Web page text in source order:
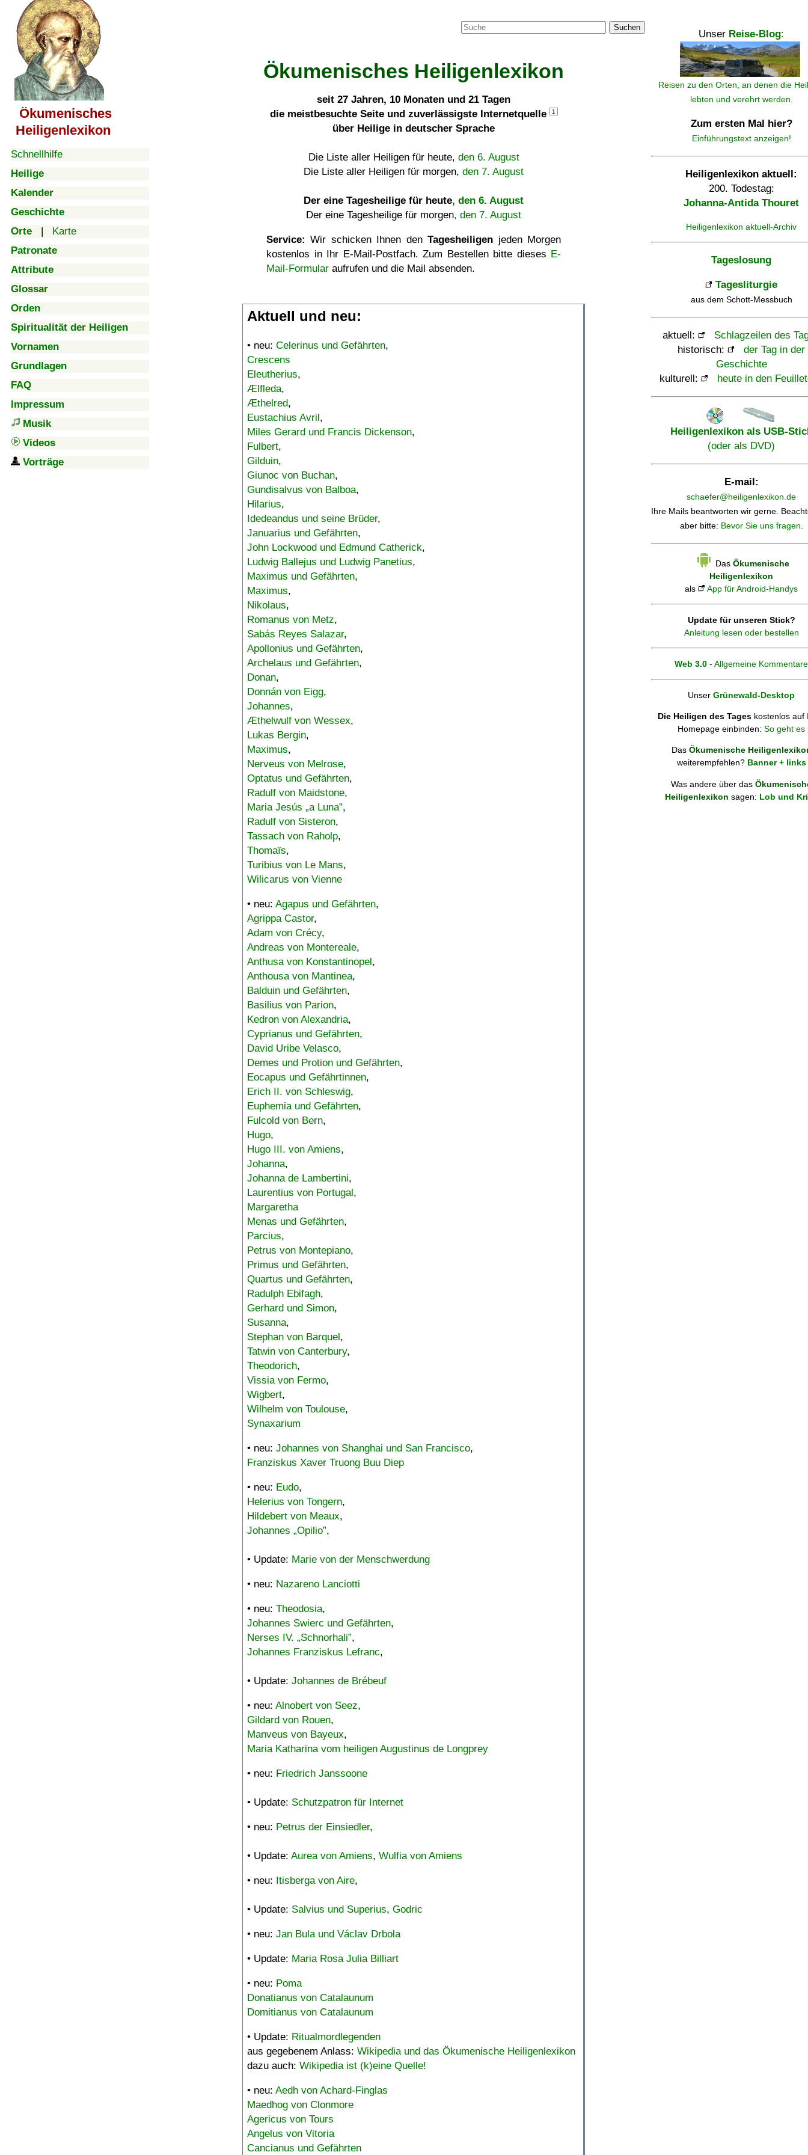
Ökumenisches
Heiligenlexikon
Schnellhilfe
Heilige
Kalender
Geschichte
Orte | Karte
Patronate
Attribute
Glossar
Orden
Spiritualität der Heiligen
Vornamen
Grundlagen
FAQ
Impressum
Musik
Videos
Vorträge
Suchen
Ökumenisches Heiligenlexikon
seit 27 Jahren, 10 Monaten und 21 Tagen
die meistbesuchte Seite und zuverlässigste Internetquelle
1
über Heilige in deutscher Sprache
Die Liste aller Heiligen für heute, den 6. August
Die Liste aller Heiligen für morgen, den 7. August
Der eine Tagesheilige für heute, den 6. August
Der eine Tagesheilige für morgen, den 7. August
Service: Wir schicken Ihnen denTagesheiligen jeden Morgen
kostenlos in Ihr E-Mail-Postfach. Zum Bestellen bitte dieses E-
Mail-Formular aufrufen und die Mail absenden.
Aktuell und neu:
• neu: Celerinus und Gefährten,
Crescens
Eleutherius,
Ælfleda,
Æthelred,
Eustachius Avril,
Miles Gerard und Francis Dickenson,
Fulbert,
Gilduin,
Giunoc von Buchan,
Gundisalvus von Balboa,
Hilarius,
Idedeandus und seine Brüder,
Januarius und Gefährten,
John Lockwood und Edmund Catherick,
Ludwig Ballejus und Ludwig Panetius,
Maximus und Gefährten,
Maximus,
Nikolaus,
Romanus von Metz,
Sabás Reyes Salazar,
Apollonius und Gefährten,
Archelaus und Gefährten,
Donan,
Donnán von Eigg,
Johannes,
Æthelwulf von Wessex,
Lukas Bergin,
Maximus,
Nerveus von Melrose,
Optatus und Gefährten,
Radulf von Maidstone,
Maria Jesús „a Luna”,
Radulf von Sisteron,
Tassach von Raholp,
Thomaïs,
Turibius von Le Mans,
Wilicarus von Vienne
• neu: Agapus und Gefährten,
Agrippa Castor,
Adam von Crécy,
Andreas von Montereale,
Anthusa von Konstantinopel,
Anthousa von Mantinea,
Balduin und Gefährten,
Basilius von Parion,
Kedron von Alexandria,
Cyprianus und Gefährten,
David Uribe Velasco,
Demes und Protion und Gefährten,
Eocapus und Gefährtinnen,
Erich II. von Schleswig,
Euphemia und Gefährten,
Fulcold von Bern,
Hugo,
Hugo III. von Amiens,
Johanna,
Johanna de Lambertini,
Laurentius von Portugal,
Margaretha
Menas und Gefährten,
Parcius,
Petrus von Montepiano,
Primus und Gefährten,
Quartus und Gefährten,
Radulph Ebifagh,
Gerhard und Simon,
Susanna,
Stephan von Barquel,
Tatwin von Canterbury,
Theodorich,
Vissia von Fermo,
Wigbert,
Wilhelm von Toulouse,
Synaxarium
• neu: Johannes von Shanghai und San Francisco,
Franziskus Xaver Truong Buu Diep
• neu: Eudo,
Helerius von Tongern,
Hildebert von Meaux,
Johannes „Opilio”,
• Update: Marie von der Menschwerdung
• neu: Nazareno Lanciotti
• neu: Theodosia,
Johannes Swierc und Gefährten,
Nerses IV. „Schnorhali”,
Johannes Franziskus Lefranc,
• Update: Johannes de Brébeuf
• neu: Alnobert von Seez,
Gildard von Rouen,
Manveus von Bayeux,
Maria Katharina vom heiligen Augustinus de Longprey
• neu: Friedrich Janssoone
• Update: Schutzpatron für Internet
• neu: Petrus der Einsiedler,
• Update: Aurea von Amiens, Wulfia von Amiens
• neu: Itisberga von Aire,
• Update: Salvius und Superius, Godric
• neu: Jan Bula und Václav Drbola
• Update: Maria Rosa Julia Billiart
• neu: Poma
Donatianus von Catalaunum
Domitianus von Catalaunum
• Update: Ritualmordlegenden
aus gegebenem Anlass: Wikipedia und das Ökumenische Heiligenlexikon
dazu auch: Wikipedia ist (k)eine Quelle!
• neu: Aedh von Achard-Finglas
Maedhog von Clonmore
Agericus von Tours
Angelus von Vitoria
Cancianus und Gefährten
Unser Reise-Blog:
Reisen zu den Orten, an denen die
lebten und verehrt werden.
Zum ersten Mal hier?
Einführungstext anzeigen!
Heiligenlexikon aktuell:
200. Todestag:
Johanna-Antida Thouret
Heiligenlexikon aktuell-Archiv
Tageslosung
Tagesliturgie
aus dem Schott-Messbuch
aktuell:
Schlagzeilen des
historisch:
der Tag in der
Geschichte
kulturell:
heute in den
Heiligenlexikon als USB-
(oder als DVD)
E-mail:
schaefer@heiligenlexikon.de
Ihre Mails beantworten wir gerne.
aber bitte: Bevor Sie uns fragen.
Das Ökumenische
Heiligenlexikon
als
App für Android-Handys
Update für unseren Stick?
Anleitung lesen oder bestellen
Web 3.0 - Allgemeine Kommentare
Unser Grünewald-Desktop
Die Heiligen des Tages kostenlos auf
Homepage einbinden: So geht es
Das Ökumenische
weiterempfehlen? Banner + links
Was andere über das
Heiligenlexikon sagen: Lob und